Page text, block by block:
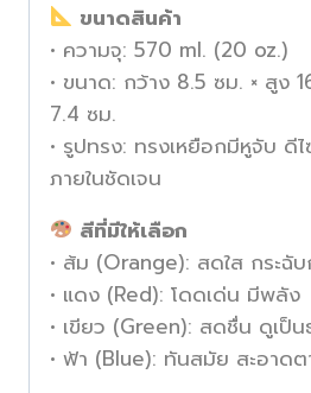
ขนาดสินค้า
• ความจุ: 570 ml. (20 oz.)
• ขนาด: กว้าง 8.5 ซม. × สูง
7.4 ซม.
• รูปทรง: ทรงเหยือกมีหูจับ ดีไ
ภายในชัดเจน
สีที่มีให้เลือก
• ส้ม (Orange): สดใส กระฉับ
• แดง (Red): โดดเด่น มีพลัง
• เขียว (Green): สดชื่น ดูเป็
• ฟ้า (Blue): ทันสมัย สะอาดต